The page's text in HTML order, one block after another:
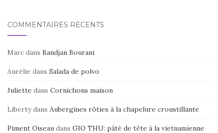
COMMENTAIRES RÉCENTS
Marc dans Bandjan Bourani
Aurélie dans Salada de polvo
Juliette dans Cornichons maison
Libertydans Aubergines rôties à la chapelure croustillante
Piment Oiseau dans GIO THU: pâté de tête à la vietnamienne